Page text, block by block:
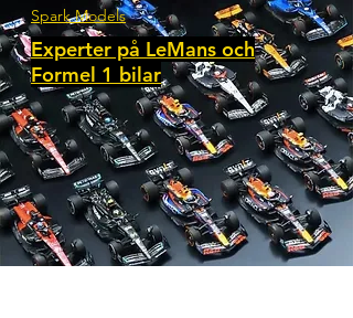
Spark Models
Experter på LeMans och
Formel 1 bilar